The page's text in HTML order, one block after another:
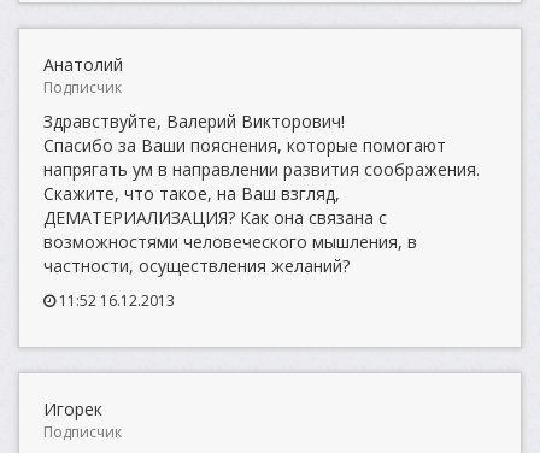
Анатолий
Подписчик
Здравствуйте, Валерий Викторович!
Спасибо за Ваши пояснения, которые помогают
напрягать ум в направлении развития соображения.
Скажите, что такое, на Ваш взгляд,
ДЕМАТЕРИАЛИЗАЦИЯ? Как она связана с
возможностями человеческого мышления, в
частности, осуществления желаний?
11:52 16.12.2013
Игорек
Подписчик